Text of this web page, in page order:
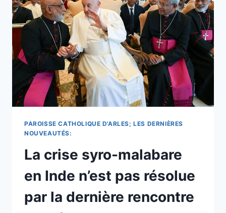
À
NICÉE
AVEC
LE
PAPE
EN
2025
&
PRIÈRE
DU
PAROISSE CATHOLIQUE D'ARLES; LES DERNIÈRES
NOUVEAUTÉS:
La crise syro-malabare
en Inde n’est pas résolue
par la dernière rencontre